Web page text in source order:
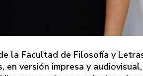
la Facultad de Filosofía y
versión impresa y